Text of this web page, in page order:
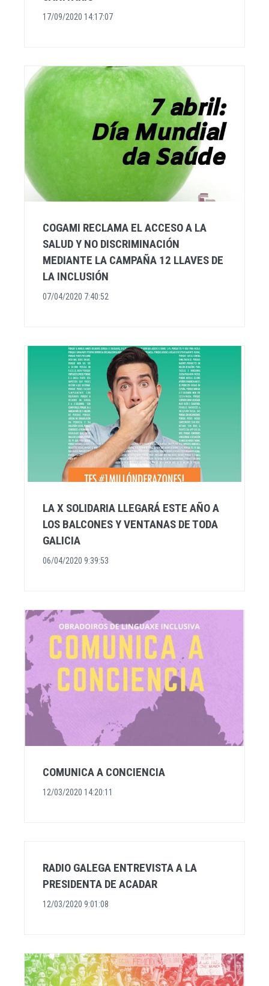
17/09/2020 14:17:07
COGAMI RECLAMA EL ACCESO A LA
SALUD Y NO DISCRIMINACIÓN
MEDIANTE LA CAMPAÑA 12 LLAVES DE
LA INCLUSIÓN
07/04/2020 7:40:52
LA X SOLIDARIA LLEGARÁ ESTE AÑO A
LOS BALCONES Y VENTANAS DE TODA
GALICIA
06/04/2020 9:39:53
COMUNICA A CONCIENCIA
12/03/2020 14:20:11
RADIO GALEGA ENTREVISTA A LA
PRESIDENTA DE ACADAR
12/03/2020 9:01:08